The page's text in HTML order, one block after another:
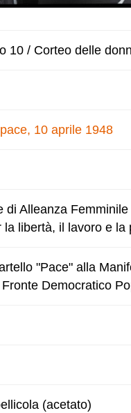
10 / Corteo delle
10 aprile 1948
di Alleanza
libertà, il lavoro e la
"Pace" alla
Democratico
(acetato)